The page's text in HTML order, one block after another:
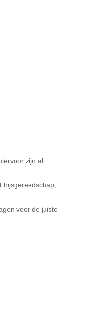
zijn al
voor de juiste